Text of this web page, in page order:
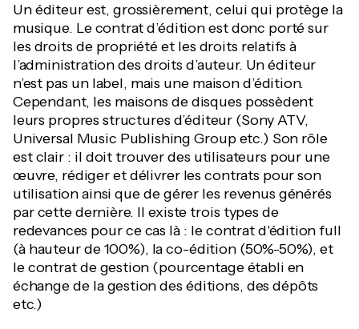
Un éditeur est, grossièrement, celui qui protège la
musique. Le contrat d’édition est donc porté sur
les droits de propriété et les droits relatifs à
l’administration des droits d’auteur. Un éditeur
n’est pas un label, mais une maison d’édition.
Cependant, les maisons de disques possèdent
leurs propres structures d’éditeur (Sony ATV,
Universal Music Publishing Group etc.) Son rôle
est clair : il doit trouver des utilisateurs pour une
œuvre, rédiger et délivrer les contrats pour son
utilisation ainsi que de gérer les revenus générés
par cette dernière. Il existe trois types de
redevances pour ce cas là : le contrat d'édition full
(à hauteur de 100%), la co-édition (50%-50%), et
le contrat de gestion (pourcentage établi en
échange de la gestion des éditions, des dépôts
etc.)